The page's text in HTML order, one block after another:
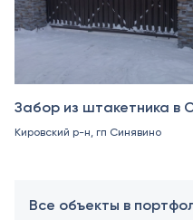
Забор из штакетника в
Кировский р-н, гп Синявино
Все объекты в